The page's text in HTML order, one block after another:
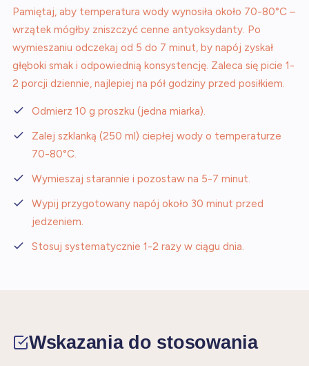
Pamiętaj, aby temperatura wody wynosiła około 70-80°C –
wrzątek mógłby zniszczyć cenne antyoksydanty. Po
wymieszaniu odczekaj od 5 do 7 minut, by napój zyskał
głęboki smak i odpowiednią konsystencję. Zaleca się picie 1-
2 porcji dziennie, najlepiej na pół godziny przed posiłkiem.
Odmierz 10 g proszku (jedna miarka).
Zalej szklanką (250 ml) ciepłej wody o temperaturze
70-80°C.
Wymieszaj starannie i pozostaw na 5-7 minut.
Wypij przygotowany napój około 30 minut przed
jedzeniem.
Stosuj systematycznie 1-2 razy w ciągu dnia.
Wskazania do stosowania